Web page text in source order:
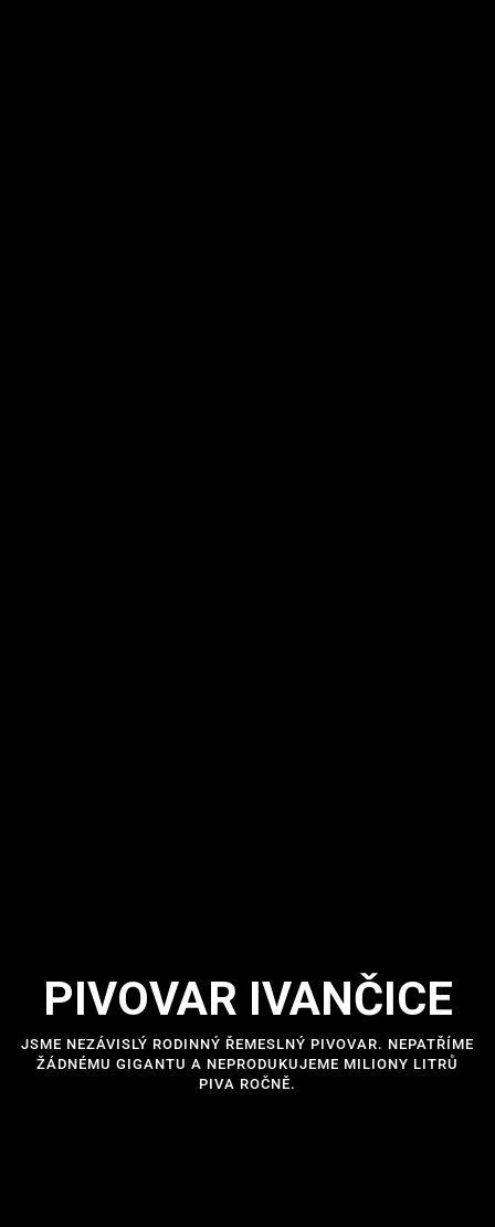
PIVOVAR IVANČICE
JSME NEZÁVISLÝ RODINNÝ ŘEMESLNÝ PIVOVAR. NEPATŘÍME
ŽÁDNÉMU GIGANTU A NEPRODUKUJEME MILIONY LITRŮ
PIVA ROČNĚ.